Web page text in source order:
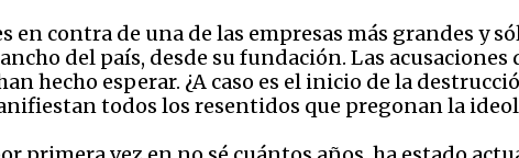
en contra de una de las empresas más grandes y
del país, desde su fundación. Las
hecho esperar. ¿A caso es el inicio de la
todos los resentidos que pregonan la